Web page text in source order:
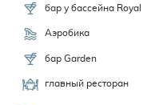
бар у бассейна Royal
Аэробика
бар Garden
главный ресторан